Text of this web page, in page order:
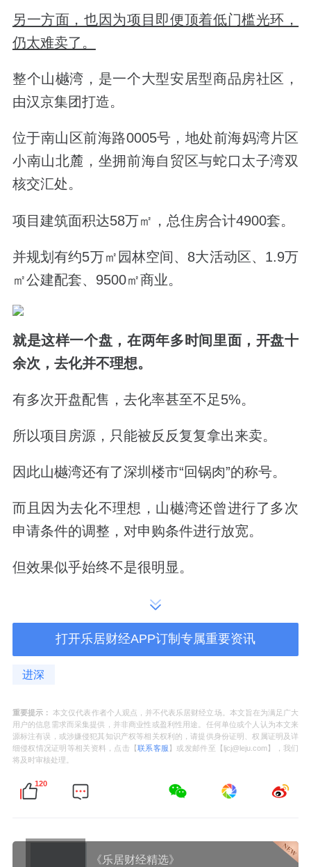
另一方面，也因为项目即便顶着低门槛光环，
仍太难卖了。
整个山樾湾，是一个大型安居型商品房社区，
由汉京集团打造。
位于南山区前海路0005号，地处前海妈湾片区
小南山北麓，坐拥前海自贸区与蛇口太子湾双
核交汇处。
项目建筑面积达58万㎡，总住房合计4900套。
并规划有约5万㎡园林空间、 8大活动区、 1.9万
㎡公建配套、 9500㎡商业。
就是这样一个盘，在两年多时间里面，开盘十
余次，去化并不理想。
有多次开盘配售，去化率甚至不足5%。
所以项目房源，只能被反反复复拿出来卖。
因此山樾湾还有了深圳楼市“回锅肉”的称号。
而且因为去化不理想，山樾湾还曾进行了多次
申请条件的调整，对申购条件进行放宽。
但效果似乎始终不是很明显。
其实，作为安居型商品房，山樾湾有着诸多优
势的。包括：
有优质的城市配套和山海资源；
汇聚地铁5号线、15号线（在建）等多条轨道
交通，可快速接驳南山科技园、宝安中心、福
田CBD
。周边前海住宅新盘价格
打开乐居财经APP订制专属重要资讯
进深
重要提示： 本文仅代表作者个人观点，并不代表乐居财经立场。本文旨在为满足广大
用户的信息需求而采集提供，并非商业性或盈利性用途。任何单位或个人认为本文来
源标注有误，或涉嫌侵犯其知识产权等相关权利的，请提供身份证明、权属证明及详
细侵权情况证明等相关资料，点击【联系客服 】或发邮件至【ljcj@leju.com】，我们
将及时审核处理。
120
《乐居财经精选》